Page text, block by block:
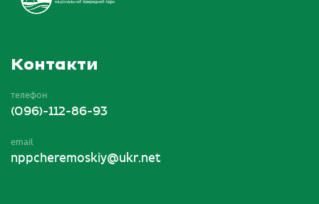
Контакти
телефон
(096)-112-86-93
email
nppcheremoskiy@ukr.net